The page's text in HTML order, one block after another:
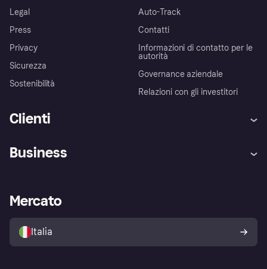
Legal
Press
Privacy
Sicurezza
Sostenibilità
Auto-Track
Contatti
Informazioni di contatto per le
autorità
Governance aziendale
Relazioni con gli investitori
Clienti
Assistenza
Esplora i negozi
Politica di protezione
dell'acquirente Klarna
Business
Accesso aziende
Mercato
Italia